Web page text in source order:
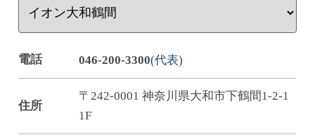
電話 046-200-3300(代表)
住所
〒242-0001 神奈川県大和市下鶴間1-2-1
1F